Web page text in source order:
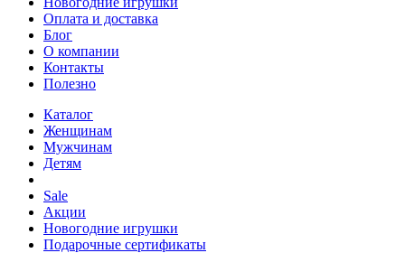
Оплата и доставка
Блог
О компании
Контакты
Полезно
Каталог
Женщинам
Мужчинам
Детям
Sale
Акции
Новогодние игрушки
Подарочные сертификаты